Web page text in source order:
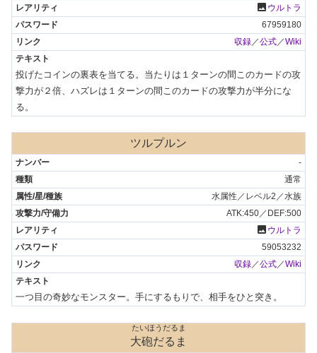
photo ウルトラ
67959180
収録／公式／Wiki
投げたコインの裏表を当てる。当たりは１ターンの間このカードの攻
撃力が２倍、ハズレは１ターンの間このカードの攻撃力が半分にな
る。
ツルプルン
-
通常
水属性／レベル2／水族
ATK:450／DEF:500
photo ウルトラ
59053232
収録／公式／Wiki
一つ目の奇妙なモンスター。手にするもりで、相手をひと突き。
たいほうだるま
大砲だるま